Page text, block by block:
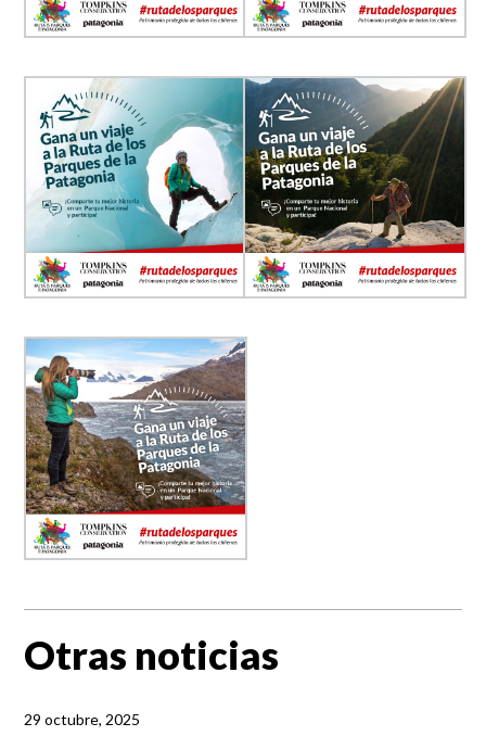
Otras noticias
29 octubre, 2025